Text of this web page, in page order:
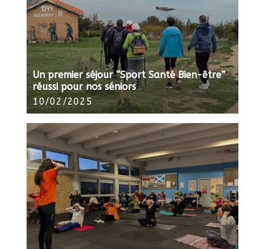
Un premier séjour “Sport Santé Bien-être”
réussi pour nos séniors
10/02/2025